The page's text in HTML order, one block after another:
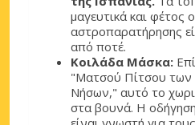
μαγευτικά και φέτος
αστροπαρατήρησης
από ποτέ.
Κοιλάδα Μάσκα:
"Ματσού Πίτσου των
Νήσων," αυτό το
στα βουνά. Η